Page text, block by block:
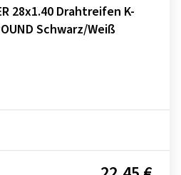
28x1.40 Drahtreifen K-
Schwarz/Weiß